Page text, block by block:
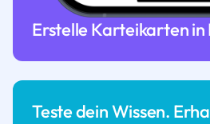
Erstelle Karteikarten in
Teste dein Wissen.